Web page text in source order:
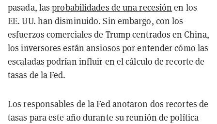
pasada, lasprobabilidades de una recesión en los
EE. UU. han disminuido. Sin embargo, con los
esfuerzos comerciales de Trump centrados en China,
los inversores están ansiosos por entender cómo las
escaladas podrían influir en el cálculo de recorte de
tasas de la Fed.
Los responsables de la Fed anotaron dos recortes de
tasas para este año durante su reunión de política